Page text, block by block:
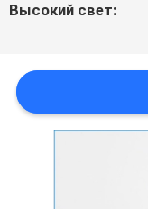
POLICY
Высокий свет: